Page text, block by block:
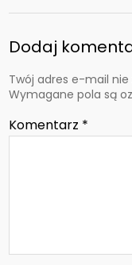
Dodaj
Twój adres e-mail
Wymagane pola są
Komentarz *